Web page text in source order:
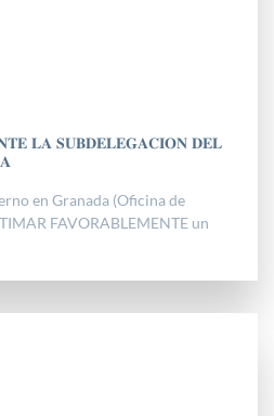
𝐋𝐀 𝐒𝐔𝐁𝐃𝐄𝐋𝐄𝐆𝐀𝐂𝐈𝐎𝐍 𝐃𝐄𝐋
en Granada (Oficina de
FAVORABLEMENTE un